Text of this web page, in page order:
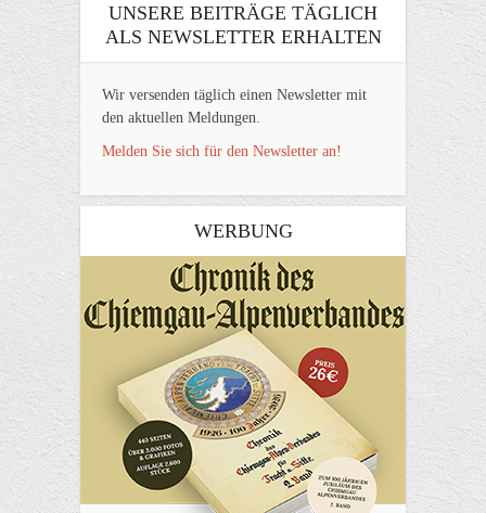
UNSERE BEITRÄGE TÄGLICH
ALS NEWSLETTER ERHALTEN
Wir versenden täglich einen Newsletter mit
den aktuellen Meldungen.
Melden Sie sich für den Newsletter an!
WERBUNG